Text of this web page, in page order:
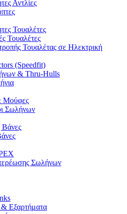
Αντλίες
Τουαλέτες
Τουαλέτες
Τουαλέτας σε Ηλεκτρική
(Speedfit)
& Thru-Hulls
Μούφες
Σωλήνων
Βάνες
Σωλήνων
Εξαρτήματα